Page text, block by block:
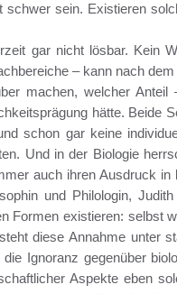
schwer sein. Existieren
gar nicht lösbar. Kein
– kann nach
machen, welcher
hätte. Beide
schon gar keine
Und in der Biologie
auch ihren Ausdruck
und Philologin,
Formen existieren: selbst
diese Annahme unter
Ignoranz gegenüber
Aspekte eben